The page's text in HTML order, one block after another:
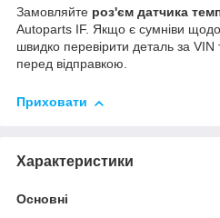
Замовляйте роз'єм датчика
Autoparts IF. Якщо є сумніви
швидко перевірити деталь за
перед відправкою.
Приховати
Характеристики
Основні